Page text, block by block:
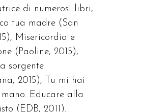
di numerosi libri,
tua madre (San
Misericordia e
(Paoline, 2015),
sorgente
2015), Tu mi hai
Educare alla
(EDB, 2011).